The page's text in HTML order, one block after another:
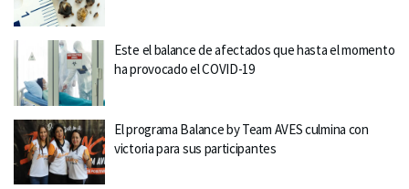
Este el balance de afectados que hasta el momento
ha provocado el COVID-19
El programa Balance by Team AVES culmina con
victoria para sus participantes